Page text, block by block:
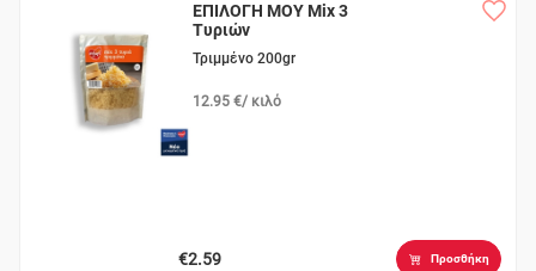
ΕΠΙΛΟΓΗ ΜΟΥ Mix 3
Τυριών
Τριμμένο 200gr
12.95 €/ κιλό
€2.59 Προσθήκη